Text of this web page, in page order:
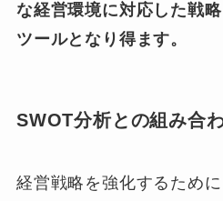
な経営環境に対応した戦
ツールとなり得ます。
SWOT分析との組み合
経営戦略を強化するため